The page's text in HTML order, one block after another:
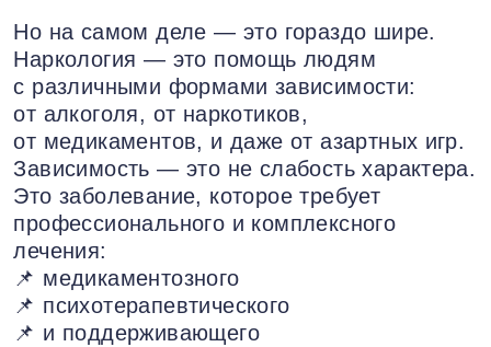
Но на самом деле — это гораздо шире.
Наркология — это помощь людям
с различными формами зависимости:
от алкоголя, от наркотиков,
от медикаментов, и даже от азартных игр.
Зависимость — это не слабость характера.
Это заболевание, которое требует
профессионального и комплексного
лечения:
📌 медикаментозного
📌 психотерапевтического
📌 и поддерживающего